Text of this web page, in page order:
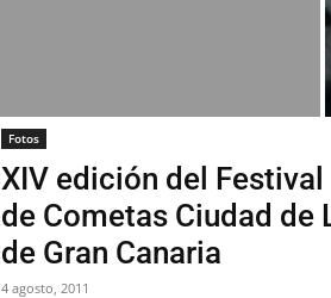
Fotos
XIV edición del Festival
de Cometas Ciudad de
de Gran Canaria
4 agosto, 2011